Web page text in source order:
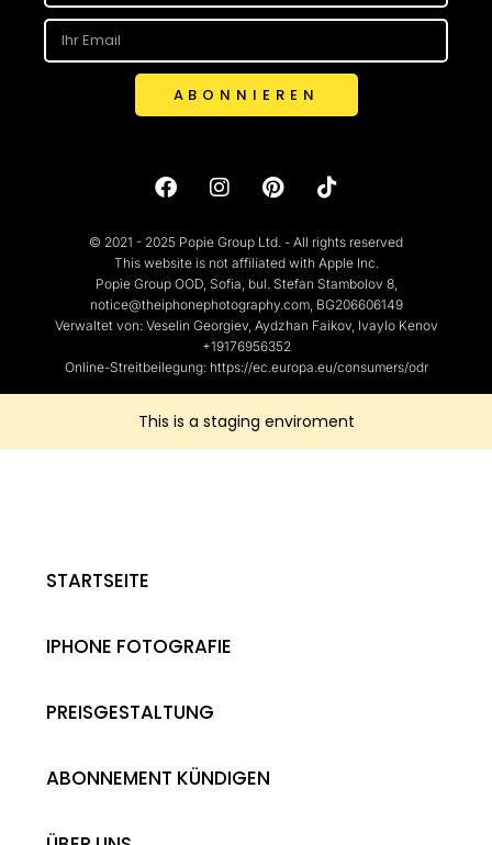
ABONNIEREN
© 2021 - 2025 Popie Group Ltd. - All rights reserved
This website is not affiliated with Apple Inc.
Popie Group OOD, Sofia, bul. Stefan Stambolov 8,
notice@theiphonephotography.com, BG206606149
Verwaltet von: Veselin Georgiev, Aydzhan Faikov, Ivaylo Kenov
+19176956352
Online-Streitbeilegung: https://ec.europa.eu/consumers/odr
This is a staging enviroment
STARTSEITE
IPHONE FOTOGRAFIE
PREISGESTALTUNG
ABONNEMENT KÜNDIGEN